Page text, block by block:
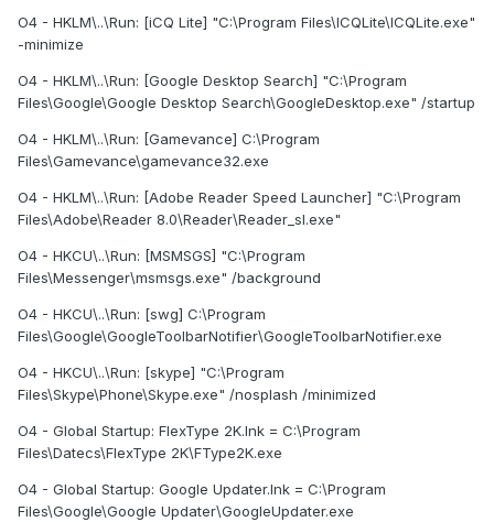
O4 - HKLM\..\Run: [iCQ Lite] "C:\Program Files\ICQLite\ICQLite.exe"
-minimize
O4 - HKLM\..\Run: [Google Desktop Search] "C:\Program
Files\Google\Google Desktop Search\GoogleDesktop.exe" /startup
O4 - HKLM\..\Run: [Gamevance] C:\Program
Files\Gamevance\gamevance32.exe
O4 - HKLM\..\Run: [Adobe Reader Speed Launcher] "C:\Program
Files\Adobe\Reader 8.0\Reader\Reader_sl.exe"
O4 - HKCU\..\Run: [MSMSGS] "C:\Program
Files\Messenger\msmsgs.exe" /background
O4 - HKCU\..\Run: [swg] C:\Program
Files\Google\GoogleToolbarNotifier\GoogleToolbarNotifier.exe
O4 - HKCU\..\Run: [skype] "C:\Program
Files\Skype\Phone\Skype.exe" /nosplash /minimized
O4 - Global Startup: FlexType 2K.lnk = C:\Program
Files\Datecs\FlexType 2K\FType2K.exe
O4 - Global Startup: Google Updater.lnk = C:\Program
Files\Google\Google Updater\GoogleUpdater.exe